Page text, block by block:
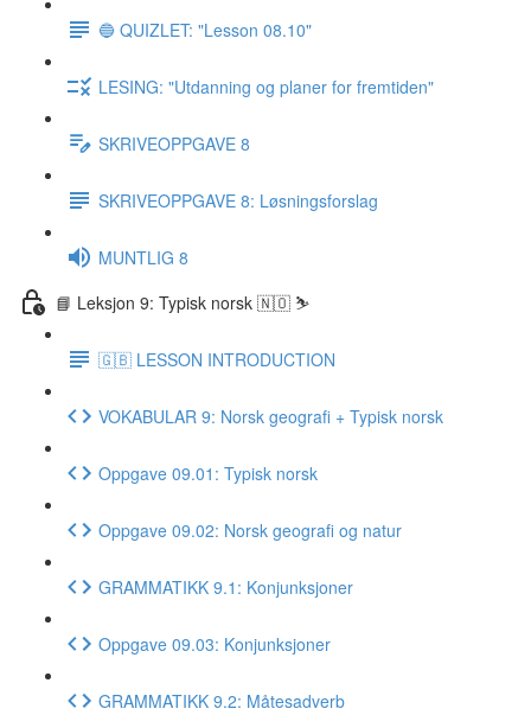
🔵 QUIZLET: "Lesson 08.10"
LESING: "Utdanning og planer for fremtiden"
SKRIVEOPPGAVE 8
SKRIVEOPPGAVE 8: Løsningsforslag
MUNTLIG 8
📘 Leksjon 9: Typisk norsk 🇳🇴 ⛷
🇬🇧 LESSON INTRODUCTION
VOKABULAR 9: Norsk geografi + Typisk norsk
Oppgave 09.01: Typisk norsk
Oppgave 09.02: Norsk geografi og natur
GRAMMATIKK 9.1: Konjunksjoner
Oppgave 09.03: Konjunksjoner
GRAMMATIKK 9.2: Måtesadverb